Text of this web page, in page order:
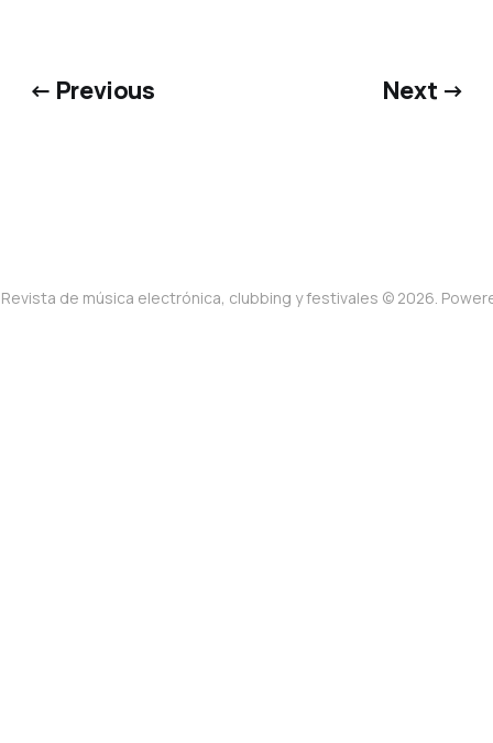
← Previous Next →
de música electrónica, clubbing y festivales © 2026.